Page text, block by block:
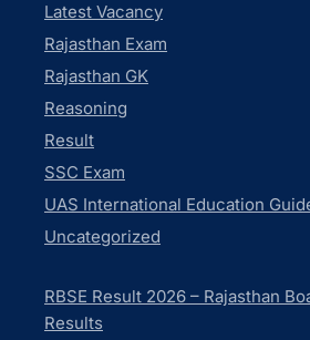
Latest Vacancy
Rajasthan Exam
Rajasthan GK
Reasoning
Result
SSC Exam
UAS International Education
Uncategorized
RBSE Result 2026 – Rajasthan
Results